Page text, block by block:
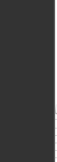
·
·
·
·
·
·